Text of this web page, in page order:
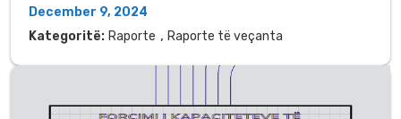
December 9, 2024
Kategoritë: Raporte , Raporte të veçanta